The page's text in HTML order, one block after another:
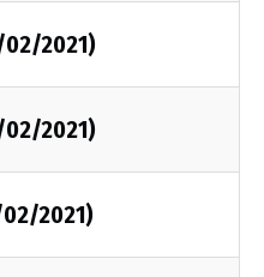
2021)
2021)
2021)